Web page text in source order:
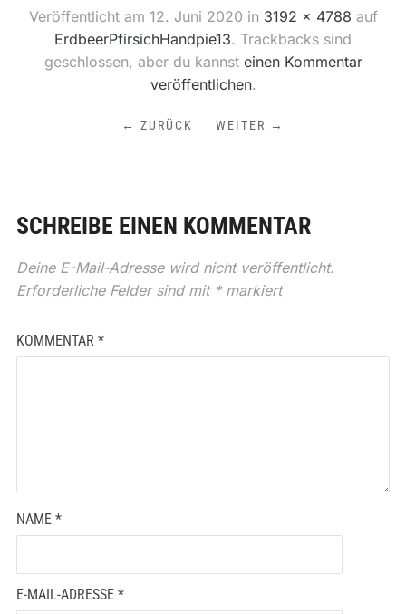
Veröffentlicht am 12. Juni 2020 in 3192 × 4788 auf
ErdbeerPfirsichHandpie13. Trackbacks sind
geschlossen, aber du kannst einen Kommentar
veröffentlichen.
← ZURÜCK WEITER →
SCHREIBE EINEN KOMMENTAR
Deine E-Mail-Adresse wird nicht veröffentlicht.
Erforderliche Felder sind mit *markiert
KOMMENTAR *
NAME *
E-MAIL-ADRESSE *